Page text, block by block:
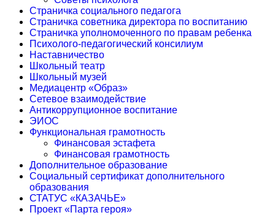
Страничка социального педагога
Страничка советника директора по воспитанию
Страничка уполномоченного по правам ребенка
Психолого-педагогический консилиум
Наставничество
Школьный театр
Школьный музей
Медиацентр «Образ»
Сетевое взаимодействие
Антикоррупционное воспитание
ЭИОС
Функциональная грамотность
Финансовая эстафета
Финансовая грамотность
Дополнительное образование
Социальный сертификат дополнительного
образования
СТАТУС «КАЗАЧЬЕ»
Проект «Парта героя»